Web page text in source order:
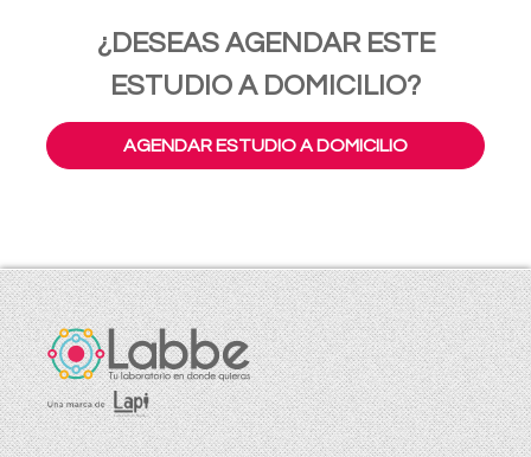
¿DESEAS AGENDAR ESTE
ESTUDIO A DOMICILIO?
AGENDAR ESTUDIO A DOMICILIO